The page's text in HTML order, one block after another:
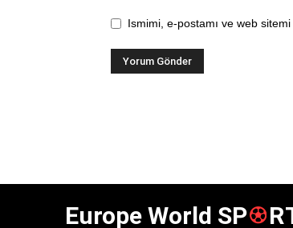
Ismimi, e-postamı ve web
Europe World SP